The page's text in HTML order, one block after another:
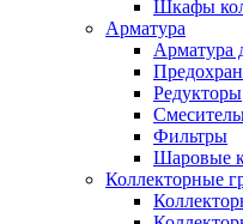
Шкафы
Арматура
Арматура
Редукторы
Фильтры
Шаровые
Коллекторные